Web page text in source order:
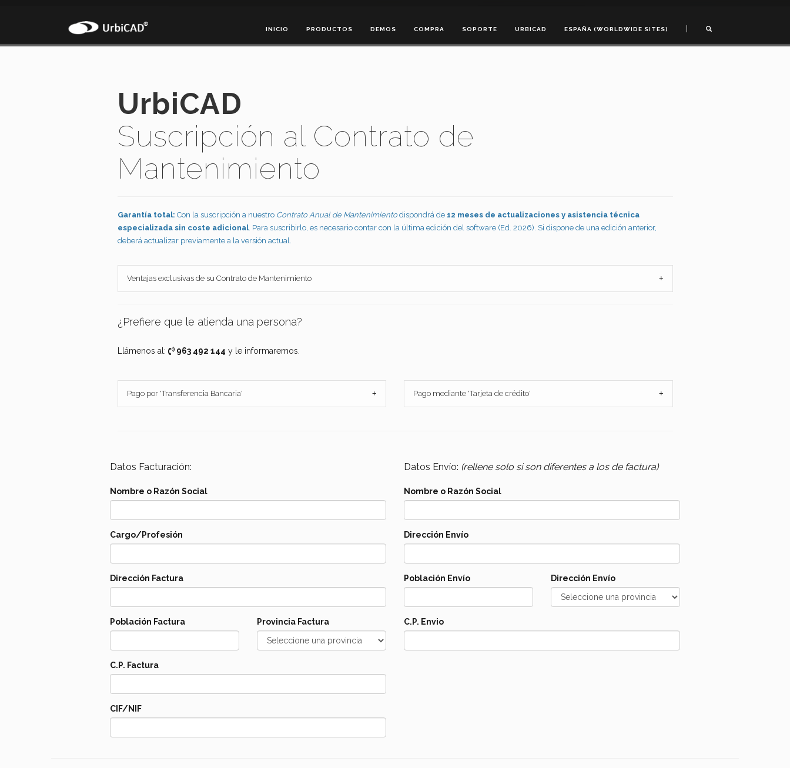
INICIO PRODUCTOS DEMOS COMPRA SOPORTE URBICAD ESPAÑA (WORLDWIDE SITES)
UrbiCAD
Suscripción al Contrato de
Mantenimiento
Garantía total: Con la suscripción a nuestro Contrato Anual de Mantenimientodispondrá de 12 meses de actualizaciones y asistencia técnica
especializada sin coste adicional. Para suscribirlo, es necesario contar con la última edición del software (Ed. 2026). Si dispone de una edición anterior,
deberá actualizar previamente a la versión actual.
Ventajas exclusivas de su Contrato de Mantenimiento +
¿Prefiere que le atienda una persona?
Llámenos al: 963 492 144 y le informaremos.
Pago por 'Transferencia Bancaria' + Pago mediante 'Tarjeta de crédito' +
Datos Facturación:
Nombre o Razón Social
Cargo/Profesión
Dirección Factura
Población Factura Provincia Factura
C.P. Factura
CIF/NIF
Datos Envío: (rellene solo si son diferentes a los de factura)
Nombre o Razón Social
Dirección Envío
Población Envío Dirección Envío
C.P. Envio